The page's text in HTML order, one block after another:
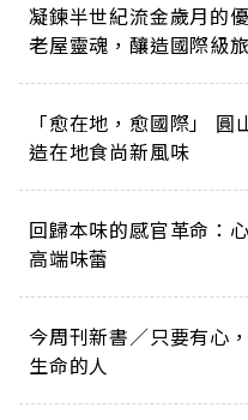
凝鍊半世紀流金歲月的
老屋靈魂，釀造國際級
「愈在地，愈國際」
造在地食尚新風味
回歸本味的感官革命：
高端味蕾
今周刊新書／只要有心
生命的人